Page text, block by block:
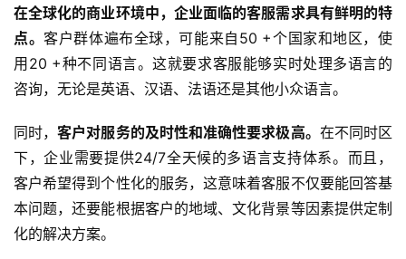
在全球化的商业环境中，企业面临的客服需求具有鲜明的特
点。客户群体遍布全球，可能来自50 +个国家和地区，使
用20 +种不同语言。这就要求客服能够实时处理多语言的
咨询，无论是英语、汉语、法语还是其他小众语言。
同时，客户对服务的及时性和准确性要求极高。 在不同时区
下，企业需要提供24/7全天候的多语言支持体系。而且，
客户希望得到个性化的服务，这意味着客服不仅要能回答基
本问题，还要能根据客户的地域、文化背景等因素提供定制
化的解决方案。